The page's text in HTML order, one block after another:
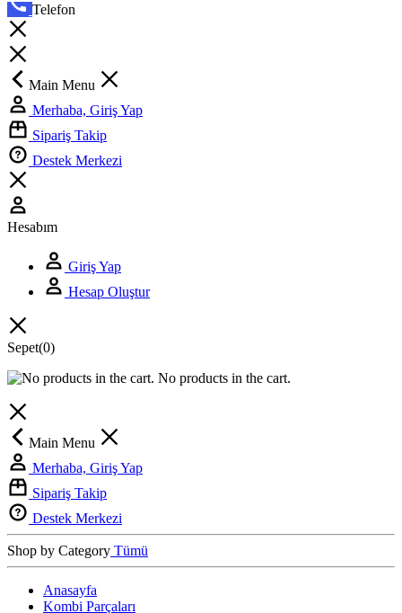
Telefon
Main Menu
Merhaba, Giriş Yap
Sipariş Takip
Destek Merkezi
Hesabım
Giriş Yap
Hesap Oluştur
Sepet(0)
No products in the cart.
Main Menu
Merhaba, Giriş Yap
Sipariş Takip
Destek Merkezi
Shop by Category Tümü
Anasayfa
Kombi Parçaları